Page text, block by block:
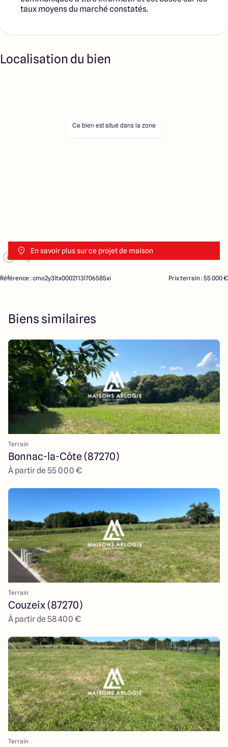
taux moyens du marché constatés.
Localisation du bien
En savoir plus sur ce projet de maison
Ce bien est situé dans la zone
Référence : cmo2y3ltx0002113l706585xi Prix terrain : 55 000 €
Biens similaires
Terrain
Bonnac-la-Côte (87270)
À partir de 55 000 €
Terrain
Couzeix (87270)
À partir de 58 400 €
Terrain